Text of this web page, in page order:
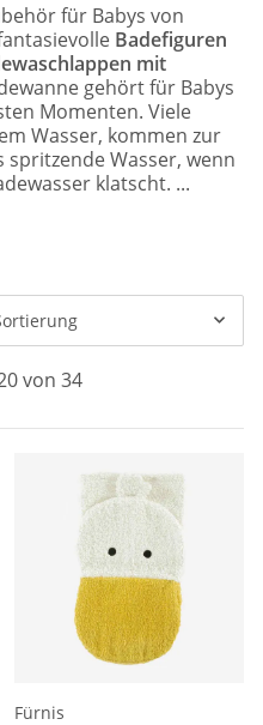
für Babys von
Badefiguren
mit
gehört für Babys
Momenten. Viele
Wasser, kommen zur
Wasser, wenn
klatscht. ...
von 34
Fürnis